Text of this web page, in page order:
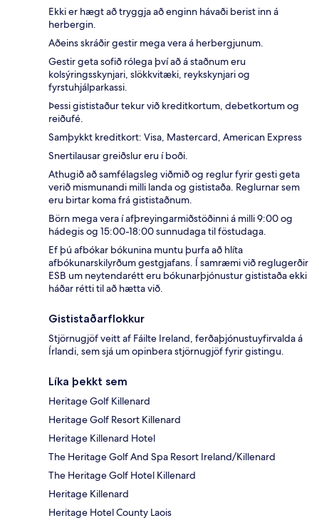
Ekki er hægt að tryggja að enginn hávaði berist inn á
herbergin.
Aðeins skráðir gestir mega vera á herbergjunum.
Gestir geta sofið rólega því að á staðnum eru
kolsýringsskynjari, slökkvitæki, reykskynjari og
fyrstuhjálparkassi.
Þessi gististaður tekur við kreditkortum, debetkortum og
reiðufé.
Samþykkt kreditkort: Visa, Mastercard, American Express
Snertilausar greiðslur eru í boði.
Athugið að samfélagsleg viðmið og reglur fyrir gesti geta
verið mismunandi milli landa og gististaða. Reglurnar sem
eru birtar koma frá gististaðnum.
Börn mega vera í afþreyingarmiðstöðinni á milli 9:00 og
hádegis og 15:00-18:00 sunnudaga til föstudaga.
Ef þú afbókar bókunina muntu þurfa að hlíta
afbókunarskilyrðum gestgjafans. Í samræmi við reglugerðir
ESB um neytendarétt eru bókunarþjónustur gististaða ekki
háðar rétti til að hætta við.
Gististaðarflokkur
Stjörnugjöf veitt af Fáilte Ireland, ferðaþjónustuyfirvalda á
Írlandi, sem sjá um opinbera stjörnugjöf fyrir gistingu.
Líka þekkt sem
Heritage Golf Killenard
Heritage Golf Resort Killenard
Heritage Killenard Hotel
The Heritage Golf And Spa Resort Ireland/Killenard
The Heritage Golf Hotel Killenard
Heritage Killenard
Heritage Hotel County Laois